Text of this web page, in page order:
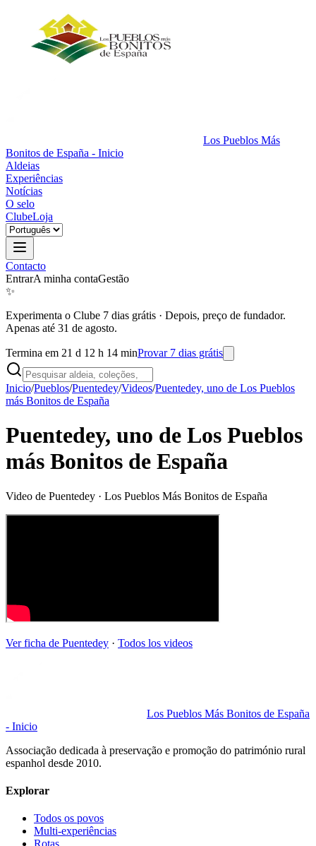
Los Pueblos Más
Bonitos de España - Inicio
Aldeias
Experiências
Notícias
O selo
ClubeLoja
Contacto
EntrarA minha contaGestão
✨
Experimenta o Clube 7 dias grátis · Depois, preço de fundador.
Apenas até 31 de agosto.
Termina em 21 d 12 h 14 minProvar 7 dias grátis
Inicio/Pueblos/Puentedey/Videos/Puentedey, uno de Los Pueblos
más Bonitos de España
Puentedey, uno de Los Pueblos
más Bonitos de España
Video de Puentedey · Los Pueblos Más Bonitos de España
Ver ficha de Puentedey · Todos los videos
Los Pueblos Más Bonitos de España
- Inicio
Associação dedicada à preservação e promoção do património rural
espanhol desde 2010.
Explorar
Todos os povos
Multi-experiências